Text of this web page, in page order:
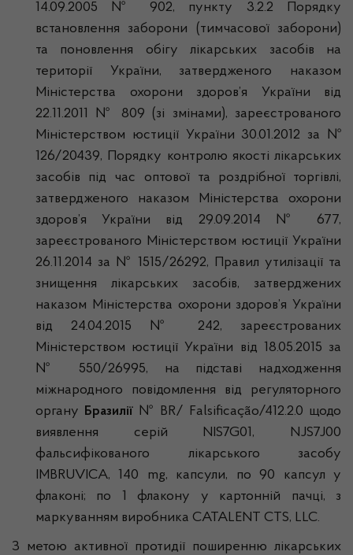
14.09.2005 № 902, пункту 3.2.2 Порядку
встановлення заборони (тимчасової заборони)
та поновлення обігу лікарських засобів на
території України, затвердженого наказом
Міністерства охорони здоров’я України від
22.11.2011 № 809 (зі змінами), зареєстрованого
Міністерством юстиції України 30.01.2012 за №
126/20439, Порядку контролю якості лікарських
засобів під час оптової та роздрібної торгівлі,
затвердженого наказом Міністерства охорони
здоров’я України від 29.09.2014 № 677,
зареєстрованого Міністерством юстиції України
26.11.2014 за № 1515/26292, Правил утилізації та
знищення лікарських засобів, затверджених
наказом Міністерства охорони здоров’я України
від 24.04.2015 № 242, зареєстрованих
Міністерством юстиції України від 18.05.2015 за
№ 550/26995, на підставі надходження
міжнародного повідомлення від регуляторного
органу Бразилії№ BR/ Falsificação/412.2.0 щодо
виявлення серій NIS7G01, NJS7J00
фальсифікованого лікарського засобу
IMBRUVICA, 140 mg, капсули, по 90 капсул у
флаконі; по 1 флакону у картонній пачці, з
маркуванням виробника CATALENT CTS, LLC.
З метою активної протидії поширенню лікарських